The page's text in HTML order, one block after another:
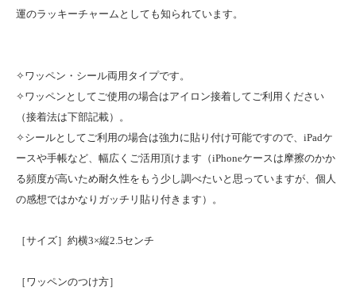
運のラッキーチャームとしても知られています。
✧ワッペン・シール両用タイプです。
✧ワッペンとしてご使用の場合はアイロン接着してご利用ください
（接着法は下部記載）。
✧シールとしてご利用の場合は強力に貼り付け可能ですので、iPadケ
ースや手帳など、幅広くご活用頂けます（iPhoneケースは摩擦のかか
る頻度が高いため耐久性をもう少し調べたいと思っていますが、個人
の感想ではかなりガッチリ貼り付きます）。
［サイズ］約横3×縦2.5センチ
［ワッペンのつけ方］